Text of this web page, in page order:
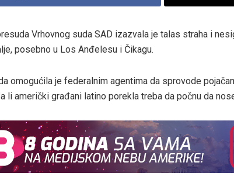
Vrhovnog suda SAD izazvala je talas straha i
posebno u Los Anđelesu i Čikagu.
omogućila je federalnim agentima da sprovode
li američki građani latino porekla treba da počnu da